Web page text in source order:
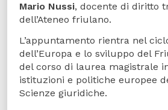
Mario Nussi, docente di diritto
dell’Ateneo friulano.
L’appuntamento rientra nel
dell’Europa e lo sviluppo del
del corso di laurea magistrale
istituzioni e politiche europee
Scienze giuridiche.